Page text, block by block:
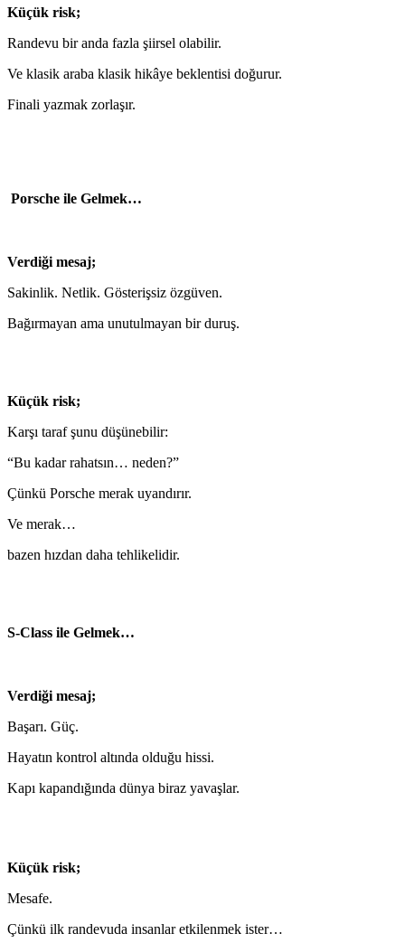
Küçük risk;
Randevu bir anda fazla şiirsel olabilir.
Ve klasik araba klasik hikâye beklentisi doğurur.
Finali yazmak zorlaşır.
Porsche ile Gelmek…
Verdiği mesaj;
Sakinlik. Netlik. Gösterişsiz özgüven.
Bağırmayan ama unutulmayan bir duruş.
Küçük risk;
Karşı taraf şunu düşünebilir:
“Bu kadar rahatsın… neden?”
Çünkü Porsche merak uyandırır.
Ve merak…
bazen hızdan daha tehlikelidir.
S-Class ile Gelmek…
Verdiği mesaj;
Başarı. Güç.
Hayatın kontrol altında olduğu hissi.
Kapı kapandığında dünya biraz yavaşlar.
Küçük risk;
Mesafe.
Çünkü ilk randevuda insanlar etkilenmek ister…